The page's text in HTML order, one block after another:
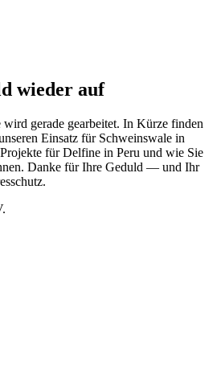
wieder auf
wird gerade gearbeitet. In Kürze finden
Einsatz für Schweinswale in
für Delfine in Peru und wie Sie
Danke für Ihre Geduld — und Ihr